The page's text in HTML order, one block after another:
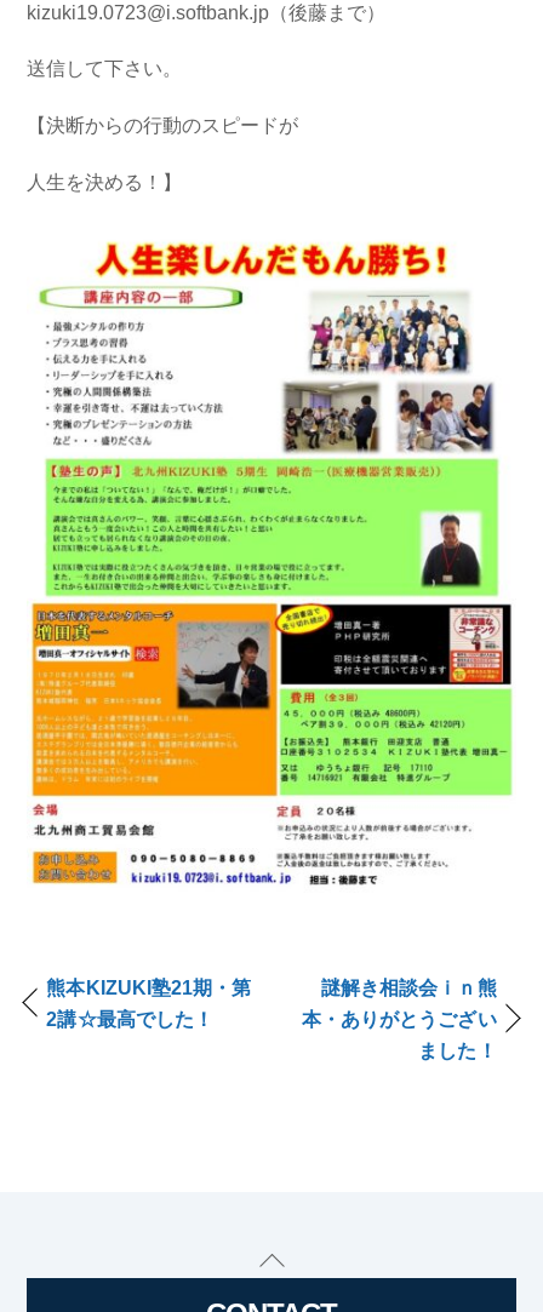
kizuki19.0723@i.softbank.jp（後藤まで）
送信して下さい。
【決断からの行動のスピードが
人生を決める！】
熊本KIZUKI塾21期・第
2講☆最高でした！
謎解き相談会ｉｎ熊
本・ありがとうござい
ました！
Back